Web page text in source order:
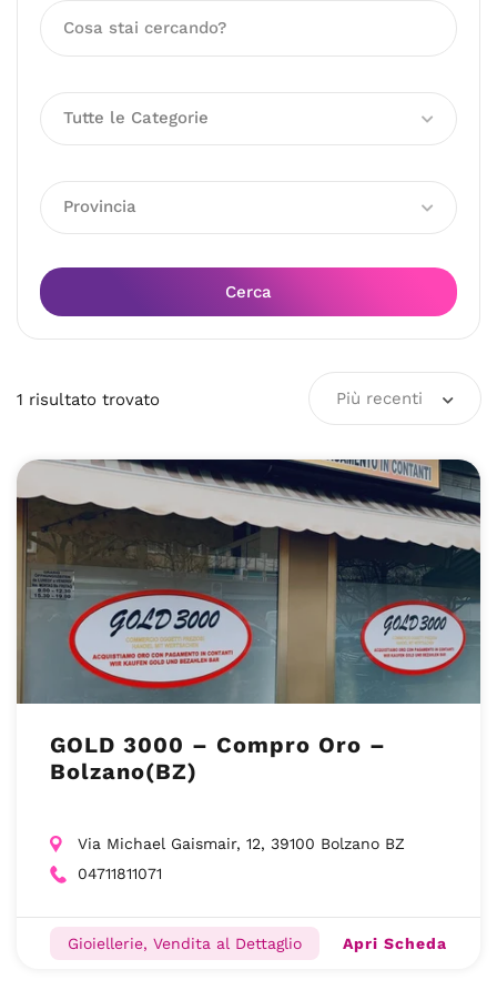
Tutte le Categorie
Provincia
Cerca
1 risultato trovato Più recenti
GOLD 3000 – Compro Oro –
Bolzano(BZ)
Via Michael Gaismair, 12, 39100 Bolzano BZ
04711811071
Gioiellerie, Vendita al Dettaglio Apri Scheda